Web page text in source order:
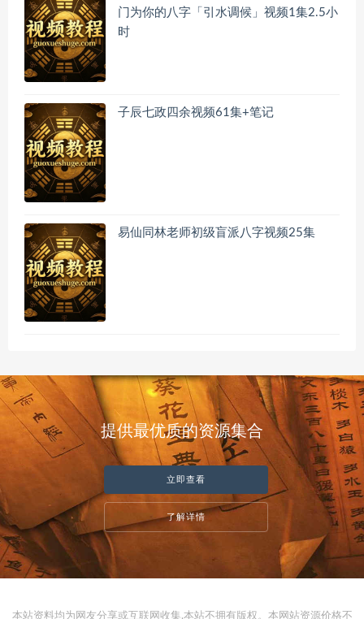
门为你的八字「引水调候」视频1集2.5小
时
子辰七政四余视频61集+笔记
易仙同林老师初级盲派八字视频25集
提供最优质的资源集合
立即查看
了解详情
本站资料均为网友分享或互联网收集,本站不拥有版权。本网站资源价格不